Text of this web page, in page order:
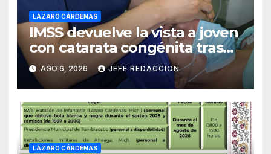
LÁZARO CÁRDENAS
IMSS devuelve la vista a joven
con catarata congénita tras
23 años de limitación visual
AGO 6, 2026 JEFE REDACCION
LÁZARO CÁRDENAS